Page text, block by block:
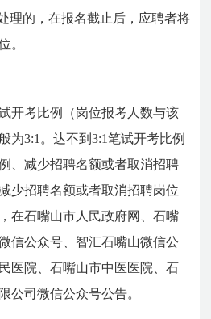
理的，在报名截止后，应聘者将
。
开考比例（岗位报考人数与该
为3:1。达不到3:1笔试开考比例
、减少招聘名额或者取消招聘
少招聘名额或者取消招聘岗位
在石嘴山市人民政府网、石嘴
信公众号、智汇石嘴山微信公
医院、石嘴山市中医医院、石
公司微信公众号公告。